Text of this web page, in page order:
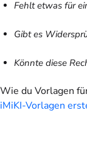
Fehlt etwas für
Gibt es
Könnte diese
Wie du Vorlagen
iMiKI-Vorlagen